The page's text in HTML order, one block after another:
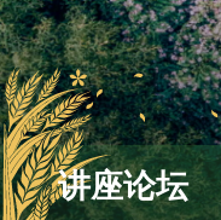
讲座论坛